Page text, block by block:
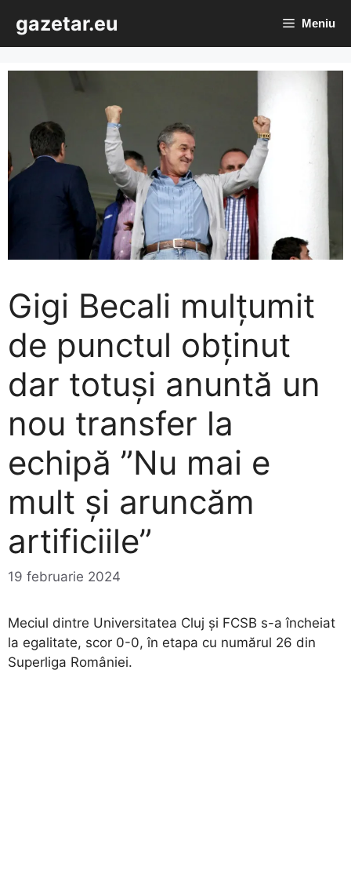
conținut
gazetar.eu Meniu
Gigi Becali mulțumit
de punctul obținut
dar totuși anuntă un
nou transfer la
echipă ”Nu mai e
mult și aruncăm
artificiile”
19 februarie 2024
Meciul dintre Universitatea Cluj și FCSB s-a încheiat
la egalitate, scor 0-0, în etapa cu numărul 26 din
Superliga României.